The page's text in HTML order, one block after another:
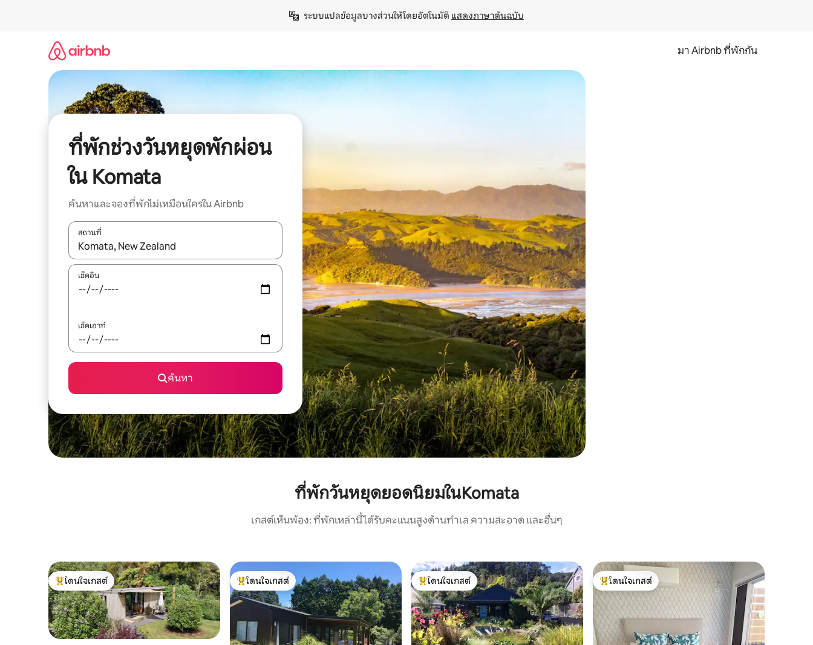
ระบบแปลข้อมูลบางส่วนให้โดยอัตโนมัติ แสดงภาษาต้นฉบับ
มา Airbnb ที่พักกัน
ที่พักช่วงวันหยุดพักผ่อน
ใน Komata
ค้นหาและจองที่พักไม่เหมือนใครใน Airbnb
สถานที่
ใช้ลูกศรขึ้นลง หรือใช้การสัมผัสหรือปัด เพื่อสำรวจผลการค้นหา
เช็คอิน
เช็คเอาท์
ค้นหา
ที่พักวันหยุดยอดนิยมในKomata
เกสต์เห็นพ้อง: ที่พักเหล่านี้ได้รับคะแนนสูงด้านทำเล ความสะอาด และอื่นๆ
โดนใจเกสต์ที่สุด
โดนใจเกสต์
โดนใจเกสต์ที่สุด
โดนใจเกสต์
โดนใจเกสต์ที่สุด
โดนใจเกสต์
โดนใจเกสต์ที่สุด
โดนใจเกสต์